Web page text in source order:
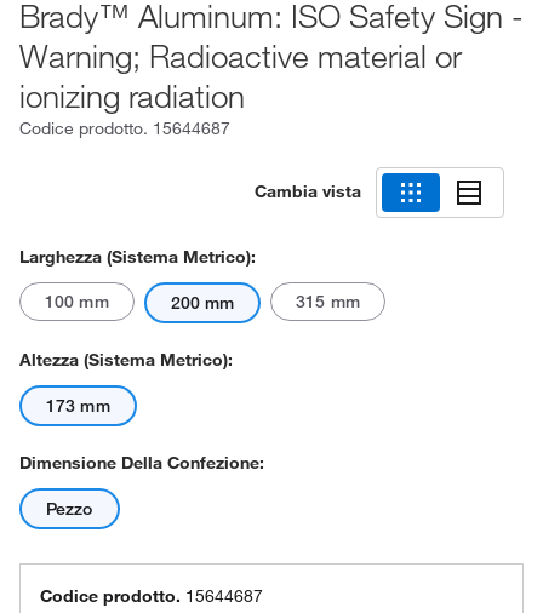
Brady™ Aluminum: ISO Safety Sign -
Warning; Radioactive material or
ionizing radiation
Codice prodotto. 15644687
Cambia vista
Larghezza (sistema Metrico):
100 mm 200 mm 315 mm
Altezza (sistema Metrico):
173 mm
Dimensione Della Confezione:
Pezzo
Codice prodotto. 15644687